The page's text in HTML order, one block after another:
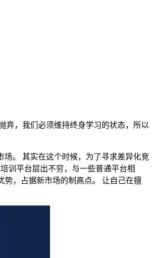
弃，我们必须维持终身学习的状态，所以
。
其实在这个时候，为了寻求差异化竞
训平台层出不穷，与一些普通平台相
势，占据新市场的制高点。 让自己在擅